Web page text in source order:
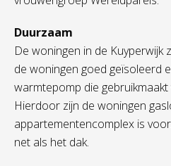
Duurzaam
De woningen in de Kuyperwijk
de woningen goed geïsoleerd
warmtepomp die
Hierdoor zijn de woningen
appartementencomplex is
net als het dak.